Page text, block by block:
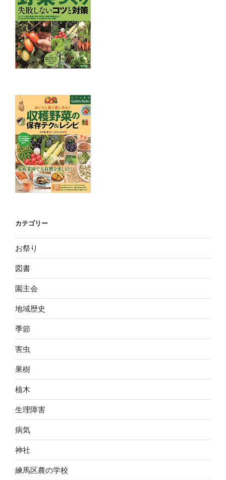
カテゴリー
お祭り
図書
園主会
地域歴史
季節
害虫
果樹
植木
生理障害
病気
神社
練馬区農の学校